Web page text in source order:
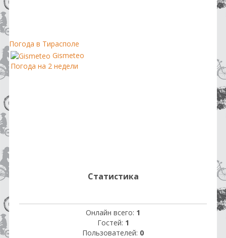
Погода в Тирасполе
Gismeteo
Погода на 2 недели
Статистика
Онлайн всего: 1
Гостей: 1
Пользователей: 0